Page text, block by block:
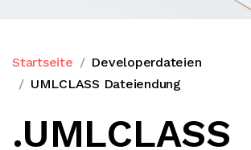
Startseite
Developerdateien
UMLCLASS Dateiendung
.UMLCLASS